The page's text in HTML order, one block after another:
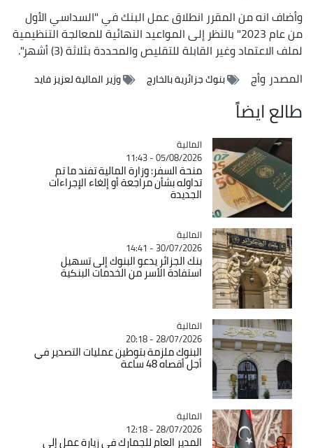
وأضاف انه من المقرر انطلاق عمل البنك في "السداسي الأول
من عام 2023" بالنظر إلى المواعيد النهائية للمعالجة التنظيمية
لملف الاعتماد وغير القابلة للتقليص والمحددة بثلاثة (3) أشهر".
المصدروأج بنوك جزائرية بالخارج وزير المالية لعزيز فايد
طالع ايضاً
Catégorie
المالية
05/08/2026 - 11:43
منحة السفر: وزارة المالية تفند ما تم
تداوله بشأن مراجعة أو إلغاء الإجراءات
الجديدة
Catégorie
المالية
30/07/2026 - 14:41
بنك الجزائر يدعو البنوك إلى تسهيل
استفادة الأسر من الخدمات البنكية
Catégorie
المالية
28/07/2026 - 20:18
البنوك ملزمة بتوطين عمليات التصدير في
أجل أقصاه 48 ساعة
Catégorie
المالية
28/07/2026 - 12:18
المدير العام للجمارك في زيارة عمل إلى